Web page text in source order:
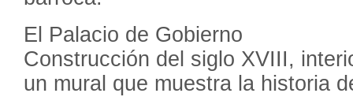
El Palacio de Gobierno
Construcción del siglo XVIII,
un mural que muestra la historia